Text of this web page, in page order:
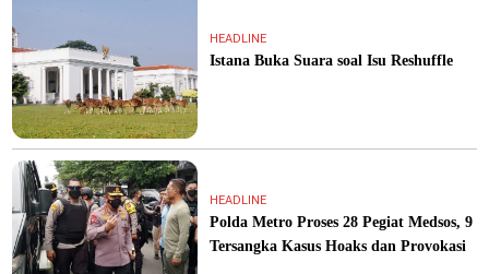
HEADLINE
Istana Buka Suara soal Isu Reshuffle
HEADLINE
Polda Metro Proses 28 Pegiat Medsos, 9
Tersangka Kasus Hoaks dan Provokasi